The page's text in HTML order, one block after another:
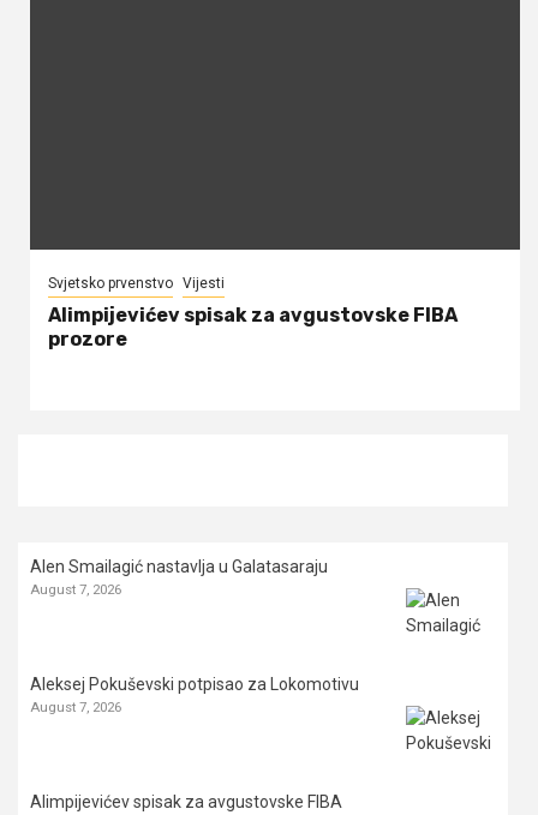
Svjetsko prvenstvo Vijesti
Alimpijevićev spisak za avgustovske FIBA
prozore
Alen Smailagić nastavlja u Galatasaraju
August 7, 2026
Aleksej Pokuševski potpisao za Lokomotivu
August 7, 2026
Alimpijevićev spisak za avgustovske FIBA